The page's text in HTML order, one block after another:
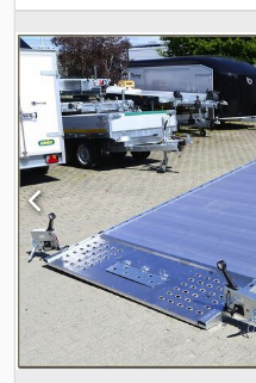
Année de construction:1998,
EUROTECH 180E27 4x2 -
581 450 Boîte de vitesses
196 kW PTAC : 180 quintaux
4 100 mm Credpszkgu Tjfx
pneumatique - Blocage de
basculant : 4 550 x 2 500 x
BONFIGLIOLI P15000/L 4SI *